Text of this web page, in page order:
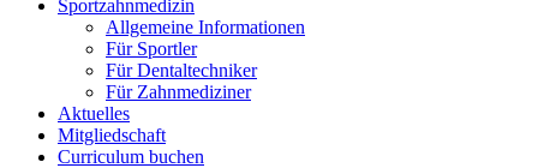
Sportzahnmedizin
Allgemeine Informationen
Für Sportler
Für Dentaltechniker
Für Zahnmediziner
Aktuelles
Mitgliedschaft
Curriculum buchen